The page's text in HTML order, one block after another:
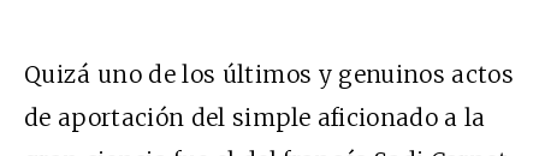
Quizá uno de los últimos y genuinos actos
de aportación del simple aficionado a la